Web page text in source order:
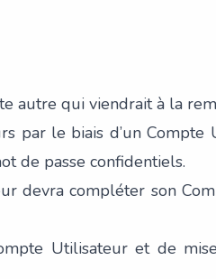
autre qui viendrait à la
par le biais d’un Compte
de passe confidentiels.
devra compléter son
Utilisateur et de